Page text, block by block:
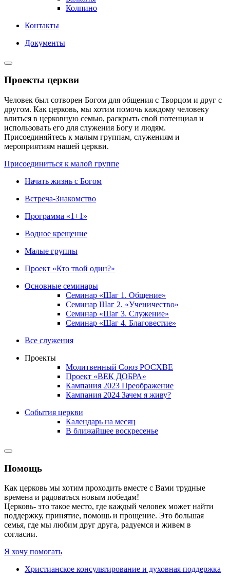
Колпино
Контакты
Документы
Проекты церкви
Человек был сотворен Богом для общения с Творцом и друг с
другом. Как церковь, мы хотим помочь каждому человеку
влиться в церковную семью, раскрыть свой потенциал и
использовать его для служения Богу и людям.
Присоединяйтесь к малым группам, служениям и
мероприятиям нашей церкви.
Присоединиться к малой группе
Начать жизнь с Богом
Встреча-Знакомство
Программа «1+1»
Водное крещение
Малые группы
Проект «Кто твой один?»
Основные семинары
Семинар «Шаг 1. Общение»
Семинар Шаг 2. «Ученичество»
Семинар «Шаг 3. Служение»
Семинар «Шаг 4. Благовестие»
Все служения
Проекты
Молитвенный Союз РОСХВЕ
Проект «ВЕК ДОБРА»
Кампания 2023 Преображение
Кампания 2024 Зачем я живу?
События церкви
Календарь на месяц
В ближайшее воскресенье
Помощь
Как церковь мы хотим проходить вместе с Вами трудные
времена и радоваться новым победам!
Церковь- это такое место, где каждый человек может найти
поддержку, принятие, помощь и прощение. Это большая
семья, где мы любим друг друга, радуемся и живем в
согласии.
Я хочу помогать
Христианское консультирование и духовная поддержка